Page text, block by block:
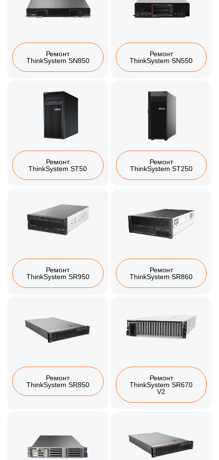
Ремонт
ThinkSystem SN850
Ремонт
ThinkSystem SN550
Ремонт
ThinkSystem ST50
Ремонт
ThinkSystem ST250
Ремонт
ThinkSystem SR950
Ремонт
ThinkSystem SR860
Ремонт
ThinkSystem SR850
Ремонт
ThinkSystem SR670
V2